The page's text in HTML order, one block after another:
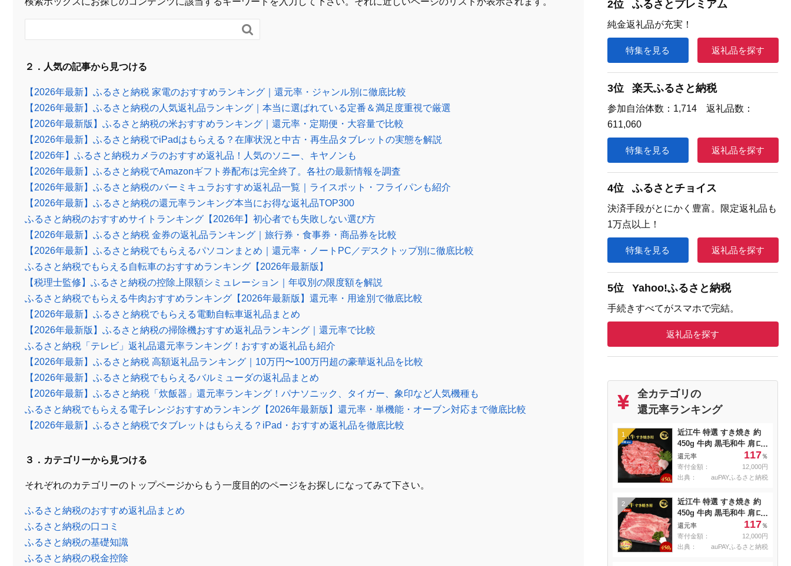

２．人気の記事から見つける
【2026年最新】ふるさと納税 家電のおすすめランキング｜還元率・ジャンル別に徹底比較
【2026年最新】ふるさと納税の人気返礼品ランキング｜本当に選ばれている定番＆満足度重視で厳選
【2026年最新版】ふるさと納税の米おすすめランキング｜還元率・定期便・大容量で比較
【2026年最新】ふるさと納税でiPadはもらえる？在庫状況と中古・再生品タブレットの実態を解説
【2026年】ふるさと納税カメラのおすすめ返礼品！人気のソニー、キヤノンも
【2026年最新】ふるさと納税でAmazonギフト券配布は完全終了。各社の最新情報を調査
【2026年最新】ふるさと納税のバーミキュラおすすめ返礼品一覧｜ライスポット・フライパンも紹介
【2026年最新】ふるさと納税の還元率ランキング本当にお得な返礼品TOP300
ふるさと納税のおすすめサイトランキング【2026年】初心者でも失敗しない選び方
【2026年最新】ふるさと納税 金券の返礼品ランキング｜旅行券・食事券・商品券を比較
【2026年最新】ふるさと納税でもらえるパソコンまとめ｜還元率・ノートPC／デスクトップ別に徹底比較
ふるさと納税でもらえる自転車のおすすめランキング【2026年最新版】
【税理士監修】ふるさと納税の控除上限額シミュレーション｜年収別の限度額を解説
ふるさと納税でもらえる牛肉おすすめランキング【2026年最新版】還元率・用途別で徹底比較
【2026年最新】ふるさと納税でもらえる電動自転車返礼品まとめ
【2026年最新版】ふるさと納税の掃除機おすすめ返礼品ランキング｜還元率で比較
ふるさと納税「テレビ」返礼品還元率ランキング！おすすめ返礼品も紹介
【2026年最新】ふるさと納税 高額返礼品ランキング｜10万円〜100万円超の豪華返礼品を比較
【2026年最新】ふるさと納税でもらえるバルミューダの返礼品まとめ
【2026年最新】ふるさと納税「炊飯器」還元率ランキング！パナソニック、タイガー、象印など人気機種も
ふるさと納税でもらえる電子レンジおすすめランキング【2026年最新版】還元率・単機能・オーブン対応まで徹底比較
【2026年最新】ふるさと納税でタブレットはもらえる？iPad・おすすめ返礼品を徹底比較
３．カテゴリーから見つける
それぞれのカテゴリーのトップページからもう一度目的のページをお探しになってみて下さい。
ふるさと納税のおすすめ返礼品まとめ
ふるさと納税の口コミ
ふるさと納税の基礎知識
ふるさと納税の税金控除
2位 ふるさとプレミアム
純金返礼品が充実！
特集を見る 返礼品を探す
3位 楽天ふるさと納税
参加自治体数：1,714 返礼品数：
611,060
特集を見る 返礼品を探す
4位 ふるさとチョイス
決済手段がとにかく豊富。限定返礼品も
1万点以上！
特集を見る 返礼品を探す
5位 Yahoo!ふるさと納税
手続きすべてがスマホで完結。
返礼品を探す
全カテゴリの
還元率ランキング
1
近江牛 特選 すき焼き 約
450g 牛肉 黒毛和牛 肩ロ
ース モモ すきやき すき
焼き肉 すき焼き用 肉 お
肉 牛 和牛 納期 最長3カ月
還元率 117％
寄付金額：
12,000円
出典：
auPAYふるさと納税
2
近江牛 特選 すき焼き 約
450g 牛肉 黒毛和牛 肩ロ
ース モモ すきやき すき
焼き肉 すき焼き用 肉 お
肉 牛 和牛 納期 最長3カ月
還元率 117％
寄付金額：
12,000円
出典：
auPAYふるさと納税